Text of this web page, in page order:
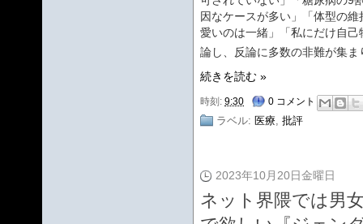
因なケースが多い」「体型の
愛いのは一緒」「私にだけ自
論し、反論に多数の非難が集ま
続きを読む »
時刻: 9:30 0 コメント
ラベル: 医療 批評
2023年10月20日金曜日
ネット界隈では男